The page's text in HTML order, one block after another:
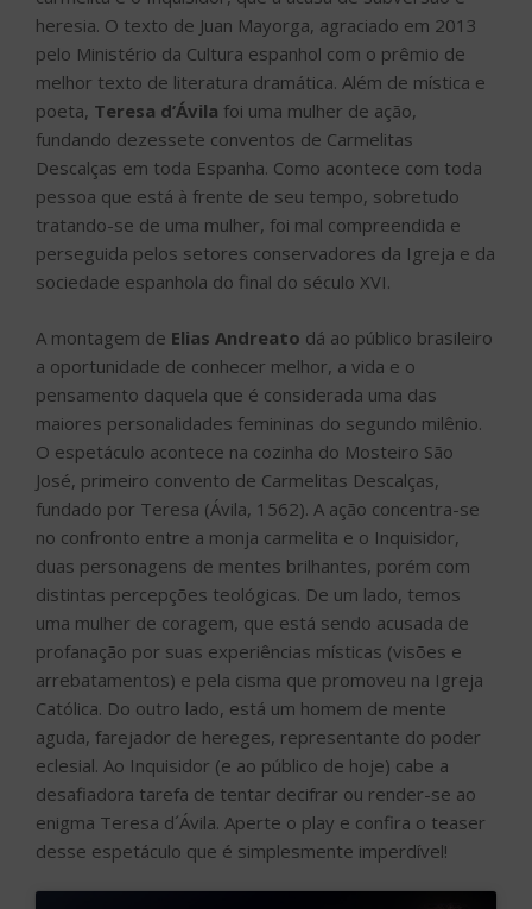
heresia. O texto de Juan Mayorga, agraciado em 2013
pelo Ministério da Cultura espanhol com o prêmio de
melhor texto de literatura dramática. Além de mística e
poeta, Teresa d’Ávila foi uma mulher de ação,
fundando dezessete conventos de Carmelitas
Descalças em toda Espanha. Como acontece com toda
pessoa que está à frente de seu tempo, sobretudo
tratando-se de uma mulher, foi mal compreendida e
perseguida pelos setores conservadores da Igreja e da
sociedade espanhola do final do século XVI.
A montagem de Elias Andreato dá ao público brasileiro
a oportunidade de conhecer melhor, a vida e o
pensamento daquela que é considerada uma das
maiores personalidades femininas do segundo milênio.
O espetáculo acontece na cozinha do Mosteiro São
José, primeiro convento de Carmelitas Descalças,
fundado por Teresa (Ávila, 1562). A ação concentra-se
no confronto entre a monja carmelita e o Inquisidor,
duas personagens de mentes brilhantes, porém com
distintas percepções teológicas. De um lado, temos
uma mulher de coragem, que está sendo acusada de
profanação por suas experiências místicas (visões e
arrebatamentos) e pela cisma que promoveu na Igreja
Católica. Do outro lado, está um homem de mente
aguda, farejador de hereges, representante do poder
eclesial. Ao Inquisidor (e ao público de hoje) cabe a
desafiadora tarefa de tentar decifrar ou render-se ao
enigma Teresa d´Ávila. Aperte o play e confira o teaser
desse espetáculo que é simplesmente imperdível!